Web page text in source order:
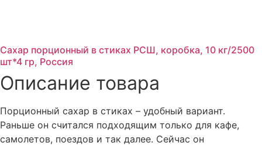
Сахар порционный в стиках РСШ, коробка, 10 кг/2500
шт*4 гр, Россия
Описание товара
Порционный сахар в стиках – удобный вариант.
Раньше он считался подходящим только для кафе,
самолетов, поездов и так далее. Сейчас он